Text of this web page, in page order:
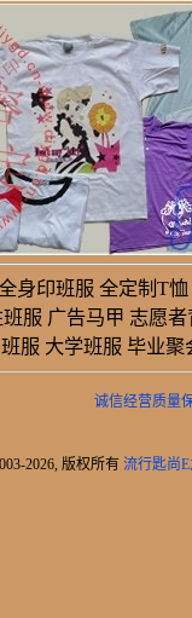
身印班服 全定制T
服 广告马甲 志愿
服 大学班服 毕业
诚信经营质量
2026, 版权所有 流行匙尚